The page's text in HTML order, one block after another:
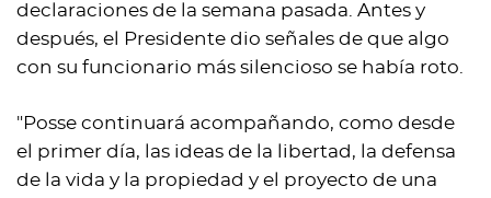
declaraciones de la semana pasada. Antes y
después, el Presidente dio señales de que algo
con su funcionario más silencioso se había roto.
"Posse continuará acompañando, como desde
el primer día, las ideas de la libertad, la defensa
de la vida y la propiedad y el proyecto de una